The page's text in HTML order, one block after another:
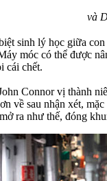
và
sinh lý học giữa
móc có thể được
cái chết.
Connor vị thành
sau nhận xét,
ra như thế, đóng